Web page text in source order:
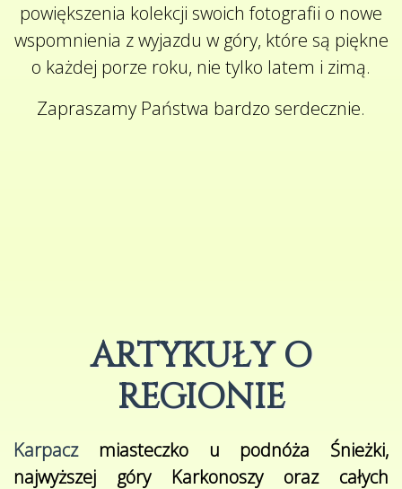
powiększenia kolekcji swoich fotografii o nowe
wspomnienia z wyjazdu w góry, które są piękne
o każdej porze roku, nie tylko latem i zimą.
Zapraszamy Państwa bardzo serdecznie.
ARTYKUŁY O
REGIONIE
Karpaczmiasteczko u podnóża Śnieżki,
najwyższej góry Karkonoszy oraz całych